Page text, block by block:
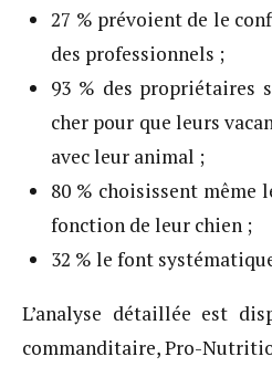
27 % prévoient de le
des professionnels ;
93 % des propriétaires
cher pour que leurs
avec leur animal ;
80 % choisissent même
fonction de leur chien ;
32 % le font
L’analyse détaillée est
commanditaire, Pro-